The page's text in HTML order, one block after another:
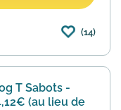
(14)
T Sabots -
(au lieu de